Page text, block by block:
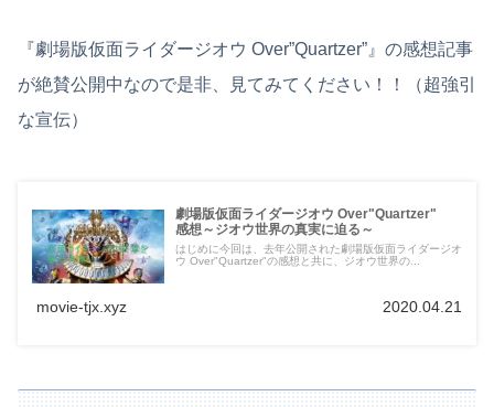
『劇場版仮面ライダージオウ Over”Quartzer”』の感想記事
が絶賛公開中なので是非、見てみてください！！（超強引
な宣伝）
劇場版仮面ライダージオウ Over"Quartzer"
感想～ジオウ世界の真実に迫る～
はじめに今回は、去年公開された劇場版仮面ライダージオ
ウ Over"Quartzer"の感想と共に、ジオウ世界の...
movie-tjx.xyz 2020.04.21